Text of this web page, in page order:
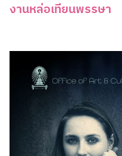
งานหล่อเทียนพรรษา